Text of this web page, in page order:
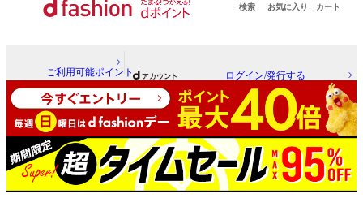
検索 お気に入り カート
ご利用可能ポイント ログイン/発行する